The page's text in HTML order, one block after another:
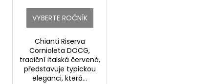
VYBERTE ROČNÍK
Chianti Riserva
Cornioleta DOCG,
tradiční italská červená,
představuje typickou
eleganci, která...